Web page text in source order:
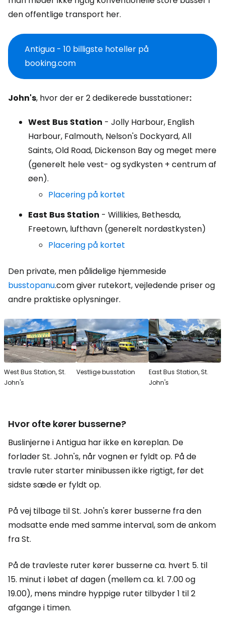
den offentlige transport her.
Antigua - 10 billigste hoteller på
booking.com
John's, hvor der er 2 dedikerede busstationer:
West Bus Station - Jolly Harbour, English
Harbour, Falmouth, Nelson's Dockyard, All
Saints, Old Road, Dickenson Bay og meget mere
(generelt hele vest- og sydkysten + centrum af
øen).
Placering på kortet
East Bus Station - Willikies, Bethesda,
Freetown, lufthavn (generelt nordøstkysten)
Placering på kortet
Den private, men pålidelige hjemmeside
busstopanu.com giver rutekort, vejledende priser og
andre praktiske oplysninger.
West Bus Station, St.
John's
Vestlige busstation
East Bus Station, St.
John's
Hvor ofte kører busserne?
Buslinjerne i Antigua har ikke en køreplan. De
forlader St. John's, når vognen er fyldt op. På de
travle ruter starter minibussen ikke rigtigt, før det
sidste sæde er fyldt op.
På vej tilbage til St. John's kører busserne fra den
modsatte ende med samme interval, som de ankom
fra St.
På de travleste ruter kører busserne ca. hvert 5. til
15. minut i løbet af dagen (mellem ca. kl. 7.00 og
19.00), mens mindre hyppige ruter tilbyder 1 til 2
afgange i timen.